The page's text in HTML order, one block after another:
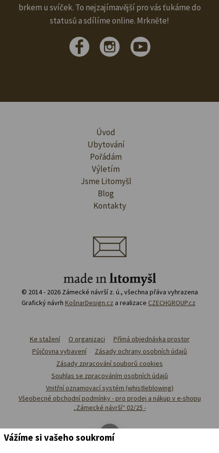
brkem u svíček. To nejzajímavější pro vás ťukáme do
statusů a sdílíme online. Mrkněte!
Úvod
Ubytování
Pořádám
Výletím
Jsme Litomyšl
Blog
Kontakty
© 2014 - 2026 Zámecké návrší z. ú., všechna přáva vyhrazena
Grafický návrh KošnarDesign.cz a realizace CZECHGROUP.cz
Ke stažení O organizaci
Přímá objednávka prostor
Půjčovna vybavení
Zásady ochrany osobních údajů
Zásady zpracování souborů cookies
Souhlas se zpracováním osobních údajů
Vnitřní oznamovací systém (whistleblowing)
Všeobecné obchodní podmínky - pro prodej a nákup v e-shopu
„Zámecké návrší“ 02/25 -
Vážíme si vašeho soukromí